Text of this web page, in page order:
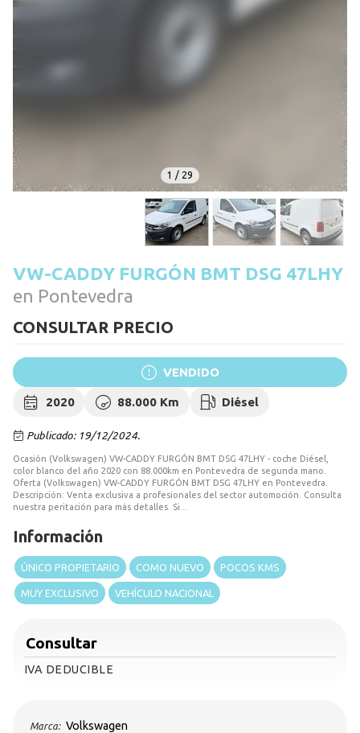
1 / 29
VW-CADDY FURGÓN BMT DSG 47LHY
en Pontevedra
CONSULTAR PRECIO
VENDIDO
2020 88.000 Km Diésel
Publicado: 19/12/2024.
Ocasión (Volkswagen) VW-CADDY FURGÓN BMT DSG 47LHY - coche Diésel,
color blanco del año 2020 con 88.000km en Pontevedra de segunda mano.
Oferta (Volkswagen) VW-CADDY FURGÓN BMT DSG 47LHY en Pontevedra.
Descripción: Venta exclusiva a profesionales del sector automoción. Consulta
nuestra peritación para más detalles. Si...
Información
ÚNICO PROPIETARIO COMO NUEVO POCOS KMS
MUY EXCLUSIVO VEHÍCULO NACIONAL
Consultar
IVA DEDUCIBLE
Marca: Volkswagen